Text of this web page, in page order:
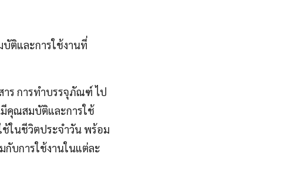
ติและการใช้งานที่
ร การทำบรรจุภัณฑ์ ไป
คุณสมบัติและการใช้
ในชีวิตประจำวัน พร้อม
บการใช้งานในแต่ละ